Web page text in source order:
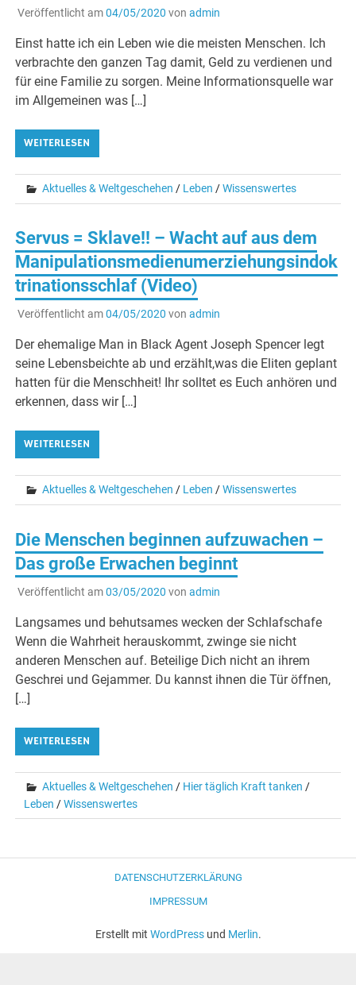
Veröffentlicht am04/05/2020 von admin
Einst hatte ich ein Leben wie die meisten Menschen. Ich
verbrachte den ganzen Tag damit, Geld zu verdienen und
für eine Familie zu sorgen. Meine Informationsquelle war
im Allgemeinen was […]
WEITERLESEN
Aktuelles & Weltgeschehen / Leben /Wissenswertes
Servus = Sklave!! – Wacht auf aus dem
Manipulationsmedienumerziehungsindok
trinationsschlaf (Video)
Veröffentlicht am04/05/2020 von admin
Der ehemalige Man in Black Agent Joseph Spencer legt
seine Lebensbeichte ab und erzählt,was die Eliten geplant
hatten für die Menschheit! Ihr solltet es Euch anhören und
erkennen, dass wir […]
WEITERLESEN
Aktuelles & Weltgeschehen / Leben /Wissenswertes
Die Menschen beginnen aufzuwachen –
Das große Erwachen beginnt
Veröffentlicht am03/05/2020 von admin
Langsames und behutsames wecken der Schlafschafe
Wenn die Wahrheit herauskommt, zwinge sie nicht
anderen Menschen auf. Beteilige Dich nicht an ihrem
Geschrei und Gejammer. Du kannst ihnen die Tür öffnen,
[…]
WEITERLESEN
Aktuelles & Weltgeschehen / Hier täglich Kraft tanken /
Leben /Wissenswertes
DATENSCHUTZERKLÄRUNG
IMPRESSUM
Erstellt mit WordPressund Merlin.